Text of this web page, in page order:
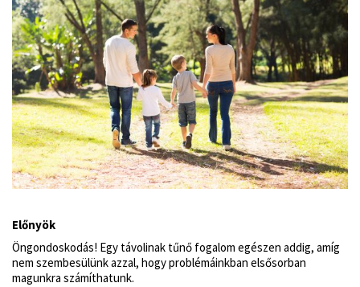
Előnyök
Öngondoskodás! Egy távolinak tűnő fogalom egészen addig, amíg
nem szembesülünk azzal, hogy problémáinkban elsősorban
magunkra számíthatunk.